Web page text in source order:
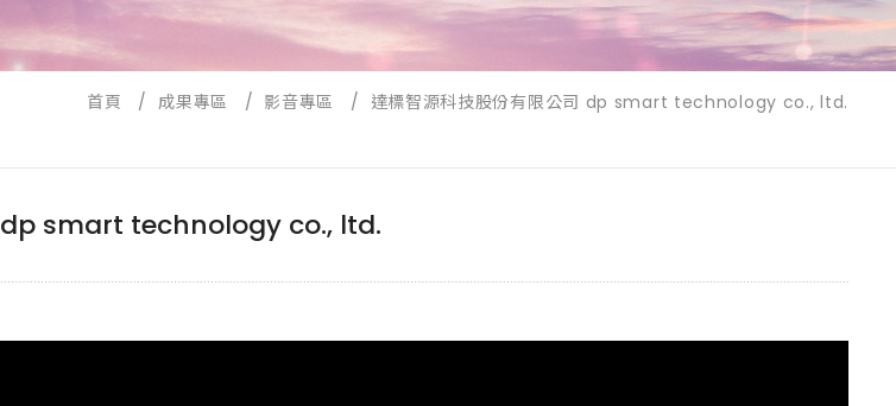
首頁 / 成果專區 / 影音專區 / 達標智源科技股份有限公司 dp smart technology co., ltd.
dp smart technology co., ltd.